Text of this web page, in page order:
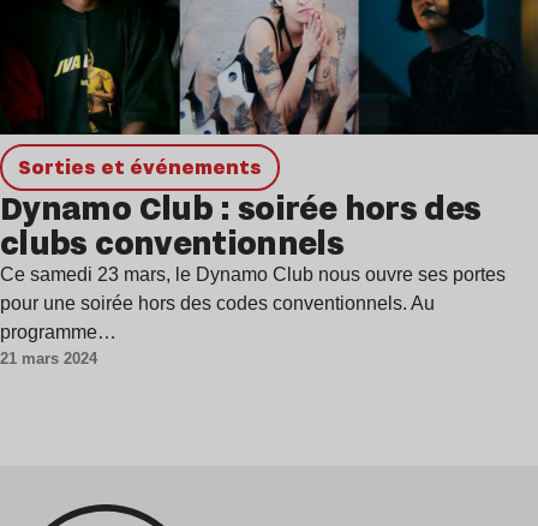
Sorties et événements
Dynamo Club : soirée hors des
clubs conventionnels
Ce samedi 23 mars, le Dynamo Club nous ouvre ses portes
pour une soirée hors des codes conventionnels. Au
programme…
21 mars 2024